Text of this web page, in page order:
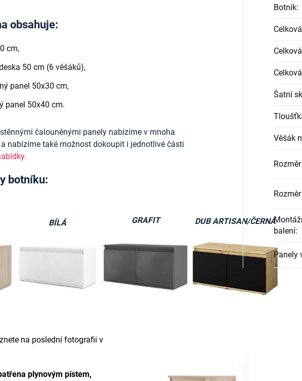
obsahuje:
cm,
50 cm (6 věšáků),
panel 50x30 cm,
panel 50x40 cm.
čalouněnými panely nabízíme v mnoha
nabízíme také možnost dokoupit i jednotlivé části
botníku:
BÍLÁ GRAFIT DUB ARTISAN/ČERNÁ
na poslední fotografii v
plynovým pístem,
Botník:
Šatní
Věšák
balení:
Panely